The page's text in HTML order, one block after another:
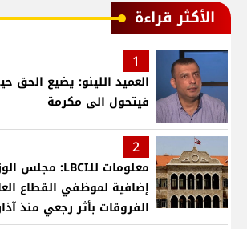
الأكثر قراءة
1
العميد اللينو: يضيع الحق
فيتحول الى مكرمة
2
إضافية لموظفي القطاع
الفروقات بأثر رجعي منذ